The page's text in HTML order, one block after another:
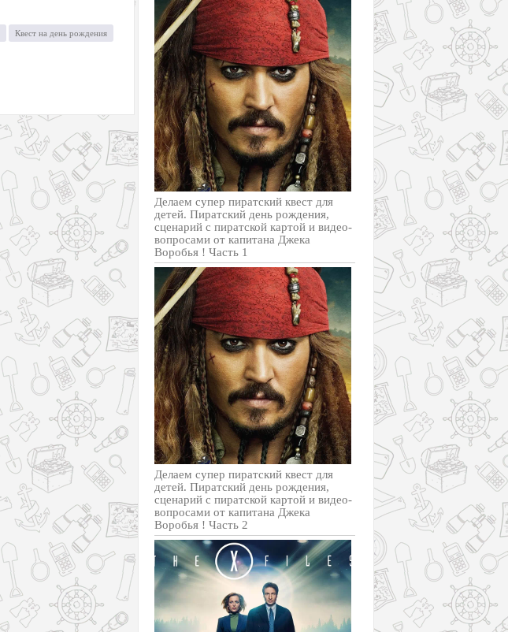
Квест на день рождения
Делаем супер пиратский квест для
детей. Пиратский день рождения,
сценарий с пиратской картой и видео-
вопросами от капитана Джека
Воробья ! Часть 1
Делаем супер пиратский квест для
детей. Пиратский день рождения,
сценарий с пиратской картой и видео-
вопросами от капитана Джека
Воробья ! Часть 2